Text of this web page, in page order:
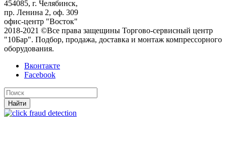
454085, г. Челябинск,
пр. Ленина 2, оф. 309
офис-центр "Восток"
2018-2021 ©Все права защещины Торгово-сервисный центр
"10Бар". Подбор, продажа, доставка и монтаж компрессорного
оборудования.
Вконтакте
Facebook
Найти